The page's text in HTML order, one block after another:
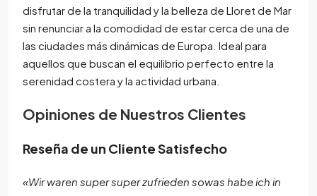
disfrutar de la tranquilidad y la belleza de Lloret de Mar
sin renunciar a la comodidad de estar cerca de una de
las ciudades más dinámicas de Europa. Ideal para
aquellos que buscan el equilibrio perfecto entre la
serenidad costera y la actividad urbana.
Opiniones de Nuestros Clientes
Reseña de un Cliente Satisfecho
«Wir waren super super zufrieden sowas habe ich in